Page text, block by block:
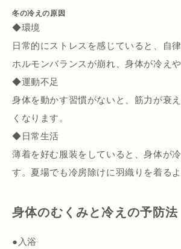
冬の冷えの原因
◆環境
日常的にストレスを感じていると、自
ホルモンバランスが崩れ、身体が冷えや
◆運動不足
身体を動かす習慣がないと、筋力が衰
くなります。
◆日常生活
薄着を好む服装をしていると、身体が
す。夏場でも冷房除けに羽織りを着るよ
身体のむくみと冷えの予防法
●入浴